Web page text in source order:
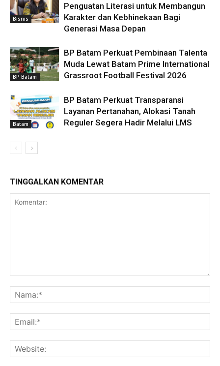
Bisnis
Penguatan Literasi untuk Membangun
Karakter dan Kebhinekaan Bagi
Generasi Masa Depan
BP Batam
BP Batam Perkuat Pembinaan Talenta
Muda Lewat Batam Prime International
Grassroot Football Festival 2026
Batam
BP Batam Perkuat Transparansi
Layanan Pertanahan, Alokasi Tanah
Reguler Segera Hadir Melalui LMS
TINGGALKAN KOMENTAR